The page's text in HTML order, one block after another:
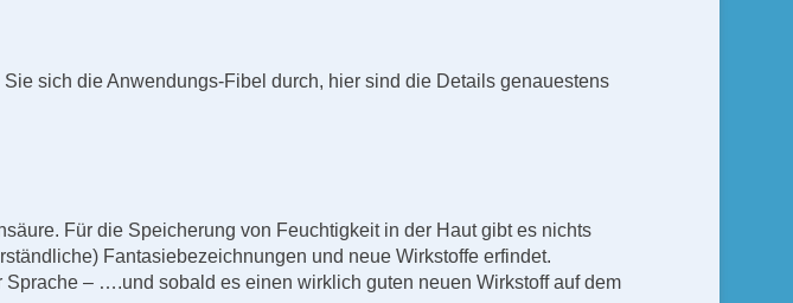
sich die Anwendungs-Fibel durch, hier sind die Details genauestens
Für die Speicherung von Feuchtigkeit in der Haut gibt es nichts
Fantasiebezeichnungen und neue Wirkstoffe erfindet.
– ….und sobald es einen wirklich guten neuen Wirkstoff auf dem